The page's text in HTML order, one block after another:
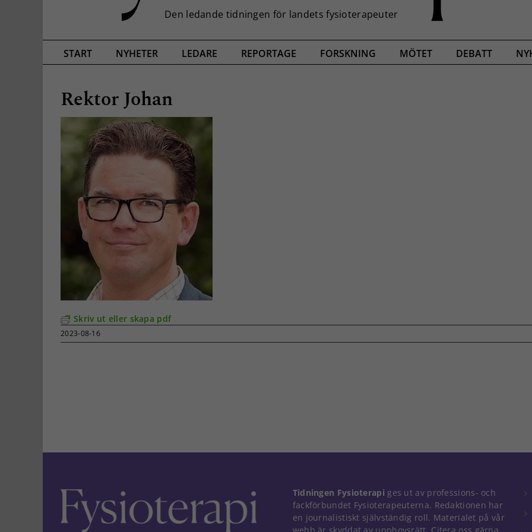
START NYHETER LEDARE REPORTAGE FORSKNING MÖTET DEBATT
Rektor Johan
Skriv ut eller skapa pdf
2023-08-16
Tidningen Fysioterapi ges ut av professions- och
fackförbundet Fysioterapeuterna. Redaktionen har
en journalistiskt självständig roll. Materialet på vår
webb är skyddat av upphovsrätt. Citera oss gärna